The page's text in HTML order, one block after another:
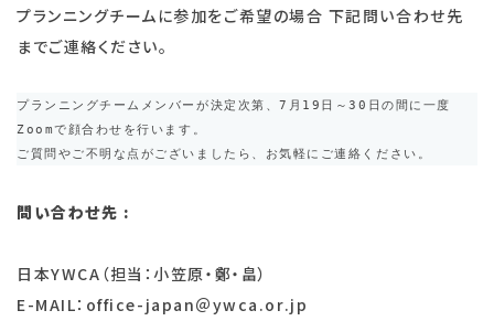
プランニングチームに参加をご希望の場合 下記問い合わせ先
までご連絡ください。
プランニングチームメンバーが決定次第、7月19日～30日の間に一度
Zoomで顔合わせを行います。
ご質問やご不明な点がございましたら、お気軽にご連絡ください。
問い合わせ先 :
日本YWCA（担当：小笠原・鄭・畠）
E-MAIL：office-japan＠ywca.or.jp